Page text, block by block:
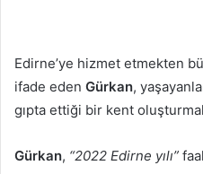
Edirne’ye hizmet etmekten
ifade eden Gürkan,
gıpta ettiği bir kent
Gürkan, “2022 Edirne yılı”